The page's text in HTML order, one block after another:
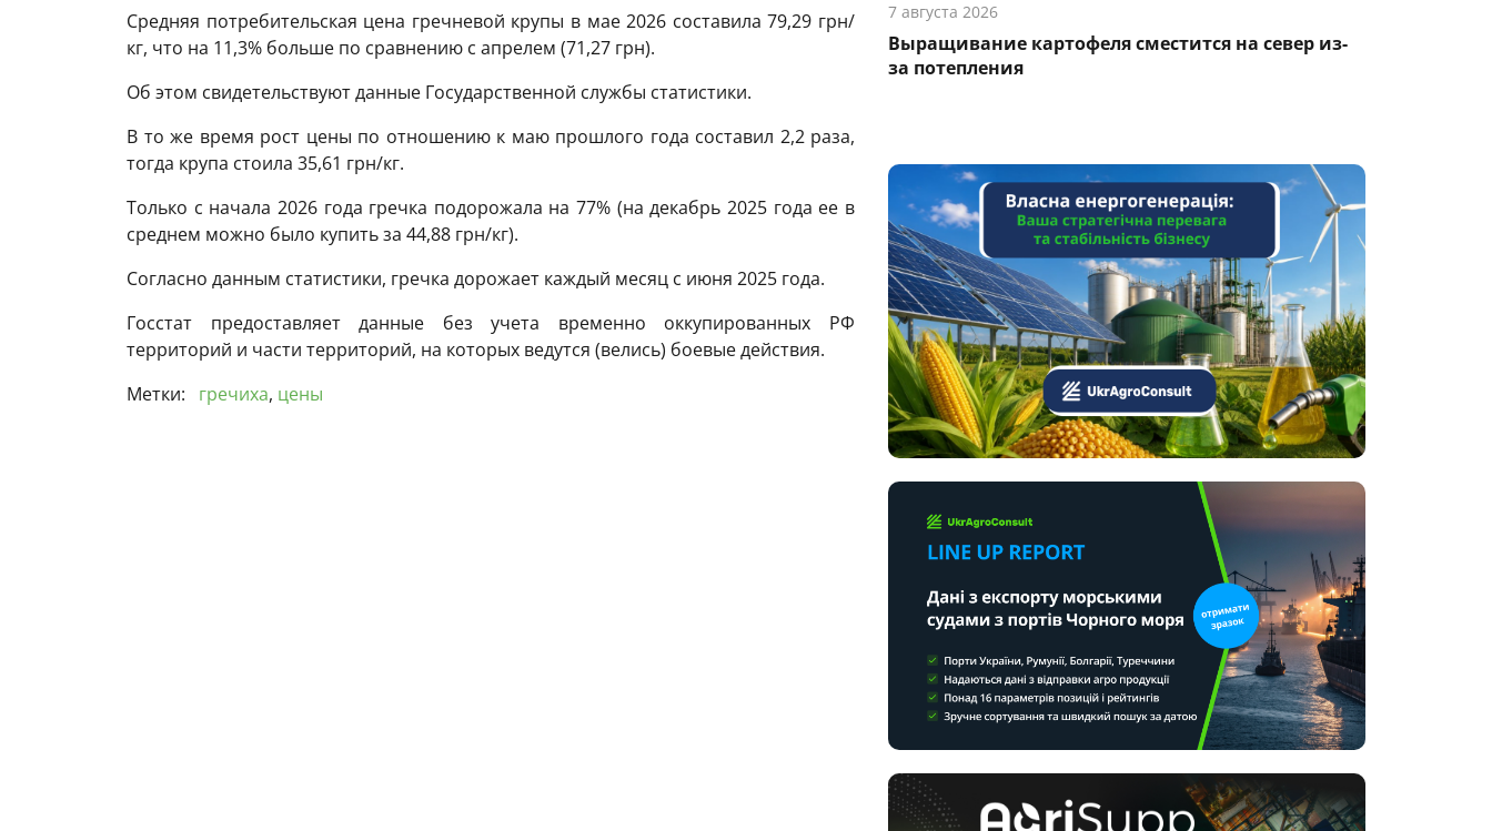
Средняя потребительская цена гречневой крупы в мае 2026 составила 79,29 грн/
кг, что на 11,3% больше по сравнению с апрелем (71,27 грн).
Об этом свидетельствуют данные Государственной службы статистики.
В то же время рост цены по отношению к маю прошлого года составил 2,2 раза,
тогда крупа стоила 35,61 грн/кг.
Только с начала 2026 года гречка подорожала на 77% (на декабрь 2025 года ее в
среднем можно было купить за 44,88 грн/кг).
Согласно данным статистики, гречка дорожает каждый месяц с июня 2025 года.
Госстат предоставляет данные без учета временно оккупированных РФ
территорий и части территорий, на которых ведутся (велись) боевые действия.
Метки:
гречиха, цены
7 августа 2026
Выращивание картофеля сместится на север из-
за потепления